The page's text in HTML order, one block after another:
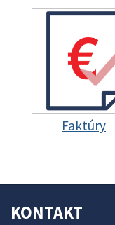
Faktúry
KONTAKT